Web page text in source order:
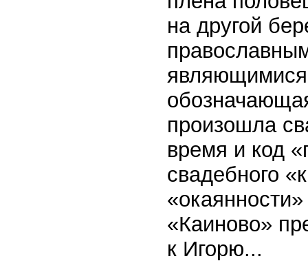
на другой
произошла
время и код
свадебного
«Каиново»
к Игорю...